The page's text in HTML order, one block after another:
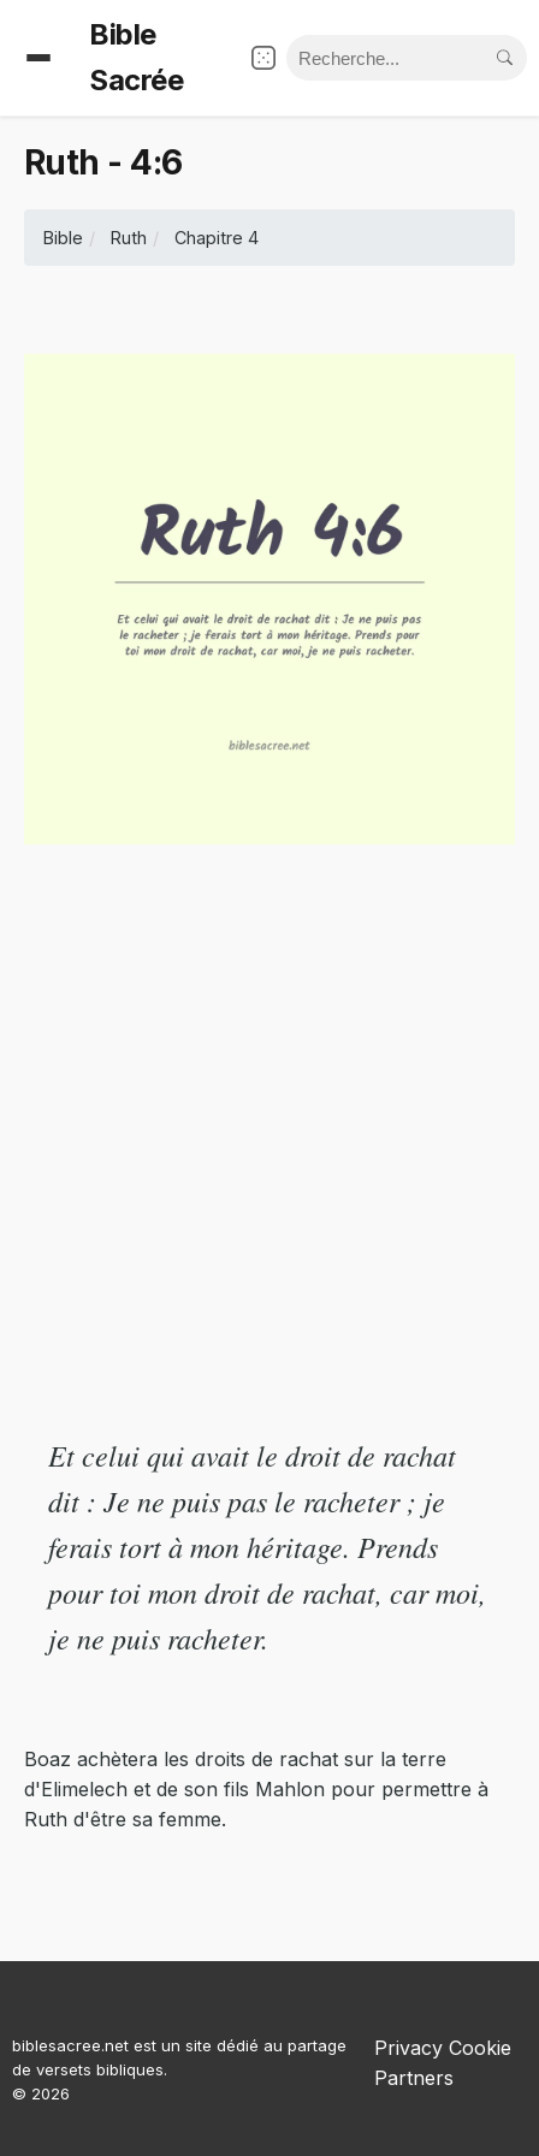
Bible
Sacrée
Ruth - 4:6
Bible Ruth Chapitre 4
Et celui qui avait le droit de rachat
dit : Je ne puis pas le racheter ; je
ferais tort à mon héritage. Prends
pour toi mon droit de rachat, car moi,
je ne puis racheter.
Boaz achètera les droits de rachat sur la terre
d'Elimelech et de son fils Mahlon pour permettre à
Ruth d'être sa femme.
biblesacree.net est un site dédié au partage
de versets bibliques.
© 2026
Privacy Cookie
Partners